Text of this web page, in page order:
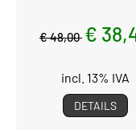
€ 48,00 €
incl. 13% IVA
DETAILS